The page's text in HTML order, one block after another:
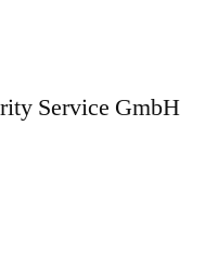
Service GmbH